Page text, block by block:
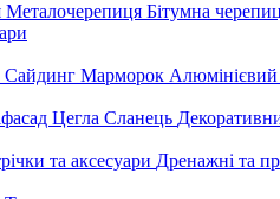
Металочерепиця Бітумна
Сайдинг Марморок
Цегла Сланець
та аксесуари Дренажні та